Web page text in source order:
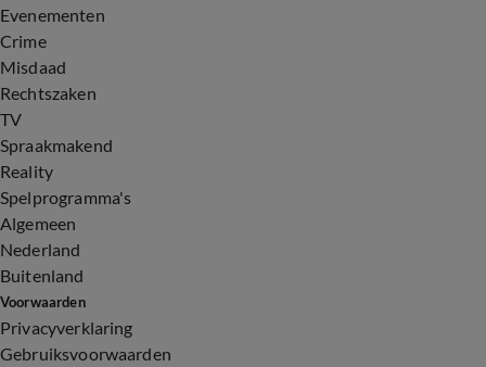
Evenementen
Crime
Misdaad
Rechtszaken
TV
Spraakmakend
Reality
Spelprogramma's
Algemeen
Nederland
Buitenland
Voorwaarden
Privacyverklaring
Gebruiksvoorwaarden